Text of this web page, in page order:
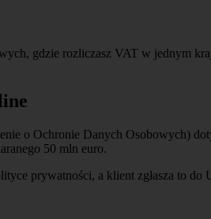
gdzie rozliczasz VAT w jednym
o Ochronie Danych Osobowych)
50 mln euro.
prywatności, a klient zgłasza to